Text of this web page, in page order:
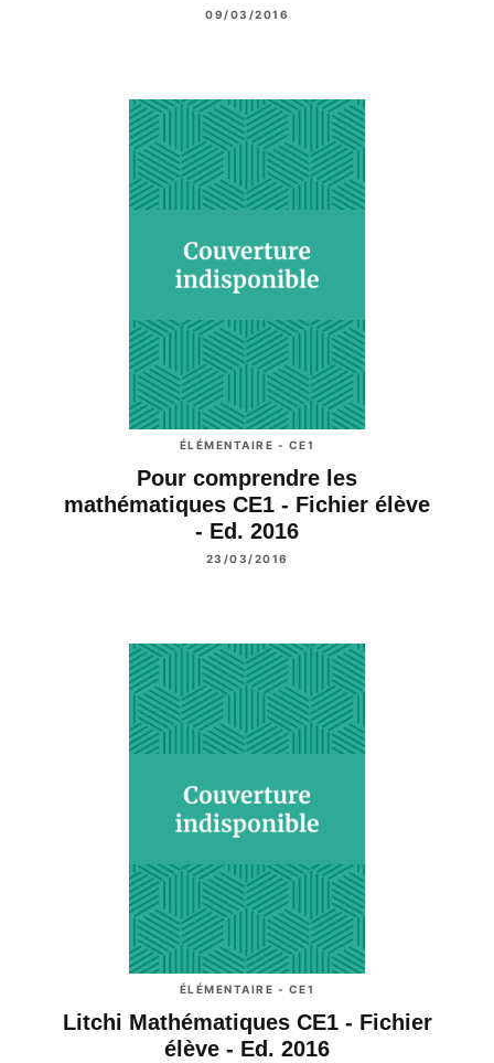
09/03/2016
ÉLÉMENTAIRE - CE1
Pour comprendre les
mathématiques CE1 - Fichier élève
- Ed. 2016
23/03/2016
ÉLÉMENTAIRE - CE1
Litchi Mathématiques CE1 - Fichier
élève - Ed. 2016